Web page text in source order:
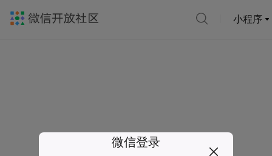
小程序
微信登录